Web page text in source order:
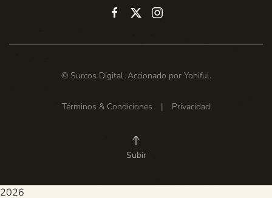
© Surcos Digital. Accionado por Yohiful.
Términos & Condiciones | Privacidad
Subir
2026